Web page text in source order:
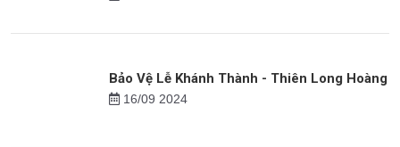
Dịch Vụ Bảo Vệ Nhà – Phòng Trọ Chuyên
Nghiệp Tại Bắc Ninh